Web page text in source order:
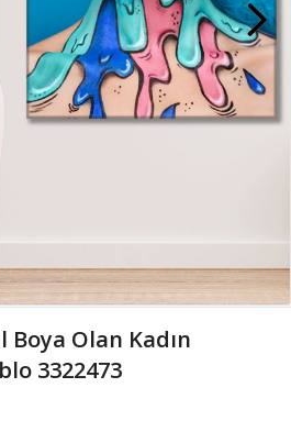
Olan Kadın
3322473